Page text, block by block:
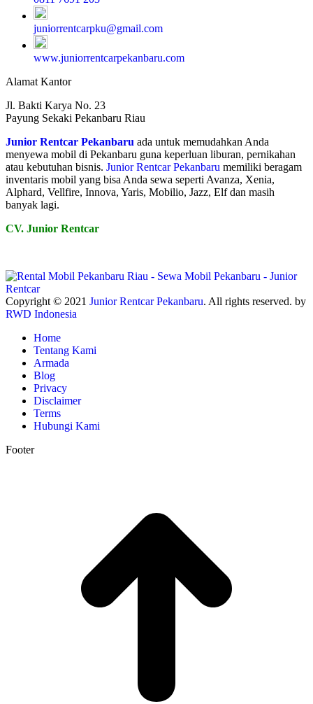
juniorrentcarpku@gmail.com
www.juniorrentcarpekanbaru.com
Alamat Kantor
Jl. Bakti Karya No. 23
Payung Sekaki Pekanbaru Riau
Junior Rentcar Pekanbaru ada untuk memudahkan Anda
menyewa mobil di Pekanbaru guna keperluan liburan, pernikahan
atau kebutuhan bisnis. Junior Rentcar Pekanbaru memiliki beragam
inventaris mobil yang bisa Anda sewa seperti Avanza, Xenia,
Alphard, Vellfire, Innova, Yaris, Mobilio, Jazz, Elf dan masih
banyak lagi.
CV. Junior Rentcar
Copyright © 2021 Junior Rentcar Pekanbaru. All rights reserved. by
RWD Indonesia
Home
Tentang Kami
Armada
Blog
Privacy
Disclaimer
Terms
Hubungi Kami
Footer